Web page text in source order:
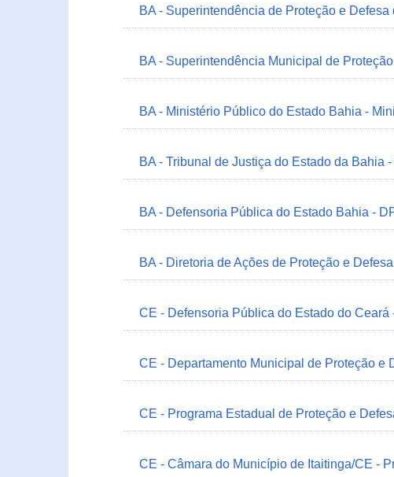
BA - Superintendência de Proteção e
BA - Superintendência Municipal de
BA - Ministério Público do Estado Bahia -
BA - Tribunal de Justiça do Estado da Bahia
BA - Defensoria Pública do Estado Bahia -
BA - Diretoria de Ações de Proteção e
CE - Defensoria Pública do Estado do Ceará
CE - Departamento Municipal de Proteção e
CE - Programa Estadual de Proteção e
CE - Câmara do Município de Itaitinga/CE -